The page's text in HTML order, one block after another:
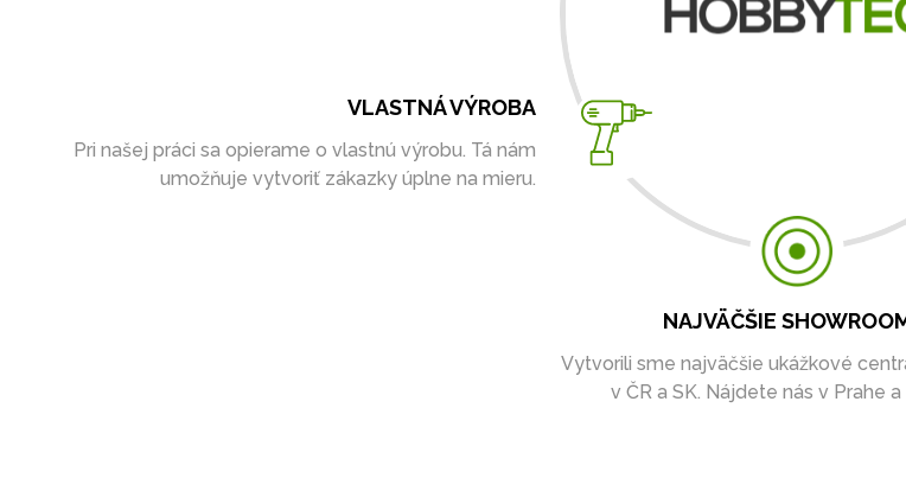
NAJVÄČŠIE
Vytvorili sme najväčšie ukážkové
v ČR a SK. Nájdete nás v Prahe
VLASTNÁ VÝROBA
Pri našej práci sa opierame o vlastnú výrobu. Tá nám
umožňuje vytvoriť zákazky úplne na mieru.